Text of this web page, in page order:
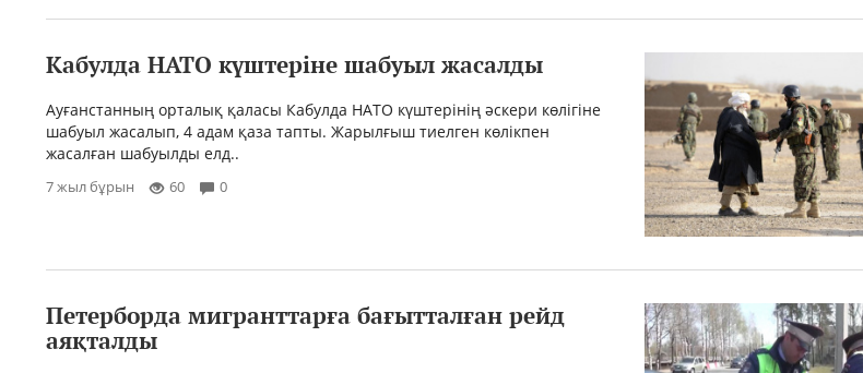
Кабулда НАТО күштеріне шабуыл жасалды
Ауғанстанның орталық қаласы Кабулда НАТО күштерінің әскери көлігіне
шабуыл жасалып, 4 адам қаза тапты. Жарылғыш тиелген көлікпен
жасалған шабуылды елд..
7 жыл бұрын 60 0
Петерборда мигранттарға бағытталған рейд
аяқталды